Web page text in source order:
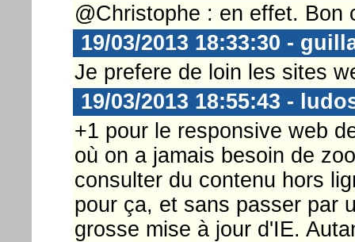
@Christophe : en effet. Bon
19/03/2013 18:33:30 -
Je prefere de loin les sites
19/03/2013 18:55:43 -
+1 pour le responsive web
où on a jamais besoin de
consulter du contenu hors
pour ça, et sans passer par
grosse mise à jour d'IE.